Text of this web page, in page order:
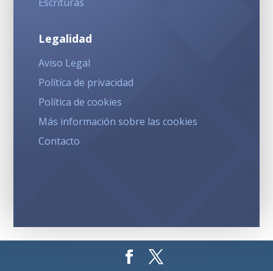
Legalidad
Aviso Legal
Política de privacidad
Política de cookies
Más información sobre las cookies
Contacto